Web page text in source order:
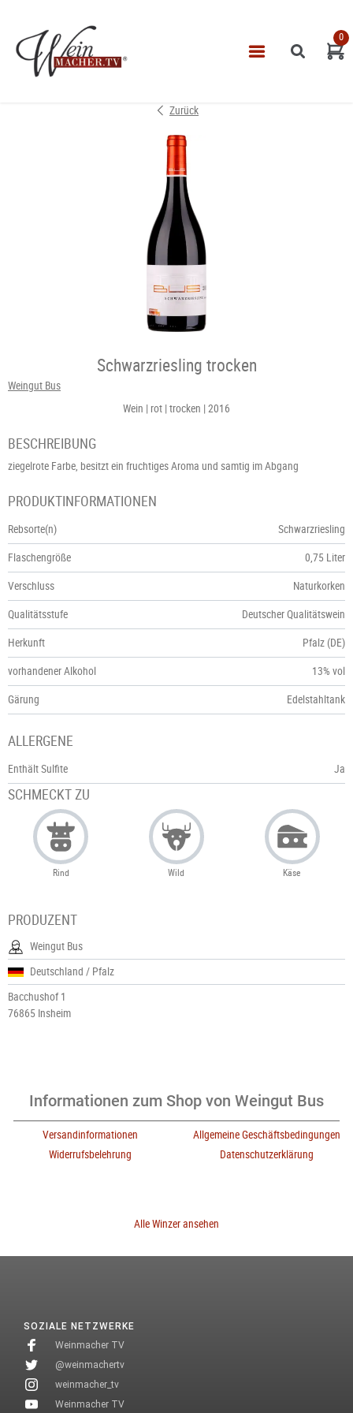
VINOTHEK
LEISTUNGEN
IMPRESSUM
0
Zurück
Schwarzriesling trocken
Weingut Bus
Wein
rot trocken 2016
BESCHREIBUNG
ziegelrote Farbe, besitzt ein fruchtiges Aroma und samtig im Abgang
PRODUKTINFORMATIONEN
Rebsorte(n)
Schwarzriesling
Flaschengröße
0,75 Liter
Verschluss
Naturkorken
Qualitätsstufe
Deutscher Qualitätswein
Herkunft
Pfalz (DE)
vorhandener Alkohol
13% vol
Gärung
Edelstahltank
ALLERGENE
Enthält Sulfite Ja
SCHMECKT ZU
Rind Wild Käse
PRODUZENT
Weingut Bus
Deutschland / Pfalz
Bacchushof 1
76865 Insheim
Informationen zum Shop von Weingut Bus
Versandinformationen
Allgemeine Geschäftsbedingungen
Widerrufsbelehrung
Datenschutzerklärung
Alle Winzer ansehen
SOZIALE NETZWERKE
Weinmacher TV
@weinmachertv
weinmacher_tv
Weinmacher TV